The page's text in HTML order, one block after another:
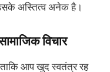
अस्तित्व अनेक है।
विचार
आप खुद स्वतंत्र रह